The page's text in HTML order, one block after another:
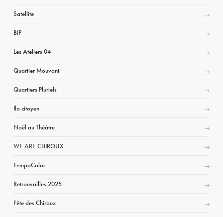
Satellite
BIP
Les Ateliers 04
Quartier Mouvant
Quartiers Pluriels
Ilo citoyen
Noël au Théâtre
WE ARE CHIROUX
TempoColor
Retrouvailles 2025
Fête des Chiroux